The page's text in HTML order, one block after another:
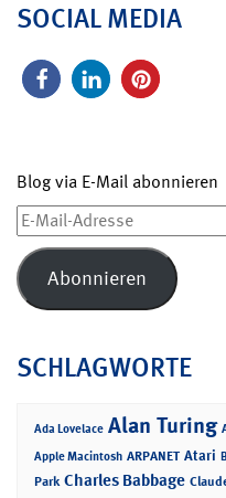
SOCIAL MEDIA
Blog via E-Mail abonnieren
E-
Mail-
Adresse
Abonnieren
SCHLAGWORTE
Ada Lovelace Alan Turing
Apple Macintosh ARPANET Atari
Park Charles Babbage